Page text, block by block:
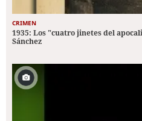
CRIMEN
1935: Los "cuatro jinetes del
Sánchez